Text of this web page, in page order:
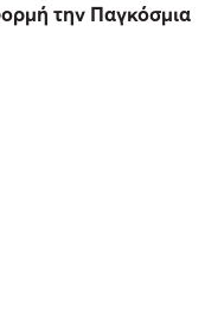
την Παγκόσμια